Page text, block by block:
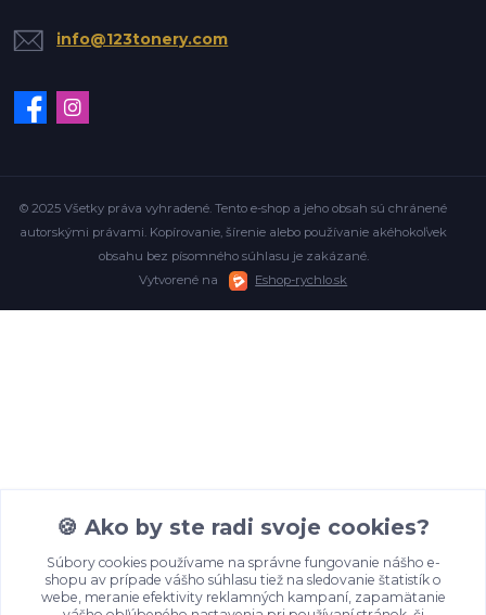
info@123tonery.com
© 2025 Všetky práva vyhradené. Tento e-shop a jeho obsah sú chránené
autorskými právami. Kopírovanie, šírenie alebo používanie akéhokoľvek
obsahu bez písomného súhlasu je zakázané.
Vytvorené na
Eshop-rychlo.sk
🍪 Ako by ste radi svoje cookies?
Súbory cookies používame na správne fungovanie nášho e-
shopu av prípade vášho súhlasu tiež na sledovanie štatistík o
webe, meranie efektivity reklamných kampaní, zapamätanie